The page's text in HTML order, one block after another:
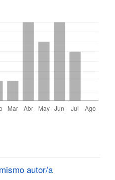
autor/a